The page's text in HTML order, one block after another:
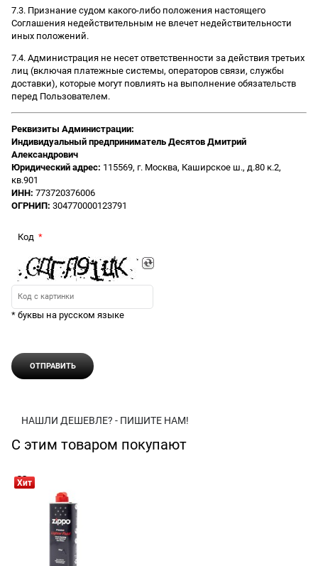
7.3. Признание судом какого-либо положения настоящего
Соглашения недействительным не влечет недействительности
иных положений.
7.4. Администрация не несет ответственности за действия третьих
лиц (включая платежные системы, операторов связи, службы
доставки), которые могут повлиять на выполнение обязательств
перед Пользователем.
Реквизиты Администрации:
Индивидуальный предприниматель Десятов Дмитрий
Александрович
Юридический адрес: 115569, г. Москва, Каширское ш., д.80 к.2,
кв.901
ИНН: 773720376006
ОГРНИП: 304770000123791
Код
* буквы на русском языке
НАШЛИ ДЕШЕВЛЕ? - ПИШИТЕ НАМ!
С этим товаром покупают
Хит